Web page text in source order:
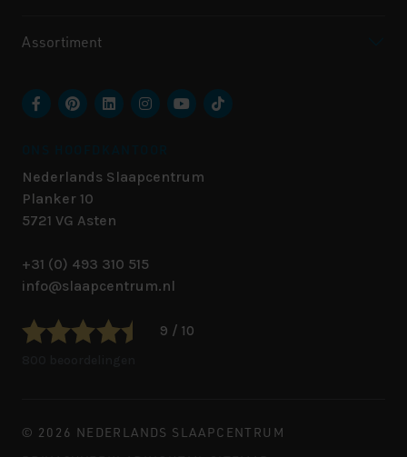
Assortiment
Nederlands Slaapcentrum
Planker 10
5721 VG Asten
+31 (0) 493 310 515
info@slaapcentrum.nl
9 / 10
© 2026 NEDERLANDS SLAAPCENTRUM